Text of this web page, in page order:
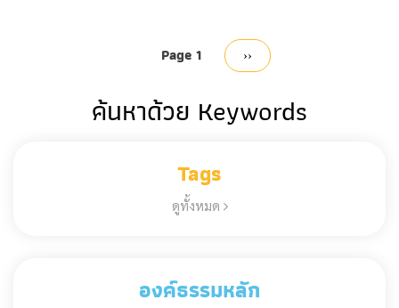
Page 1
Next
page
››
ค้นหาด้วย Keywords
Tags
ดูทั้งหมด
องค์ธรรมหลัก